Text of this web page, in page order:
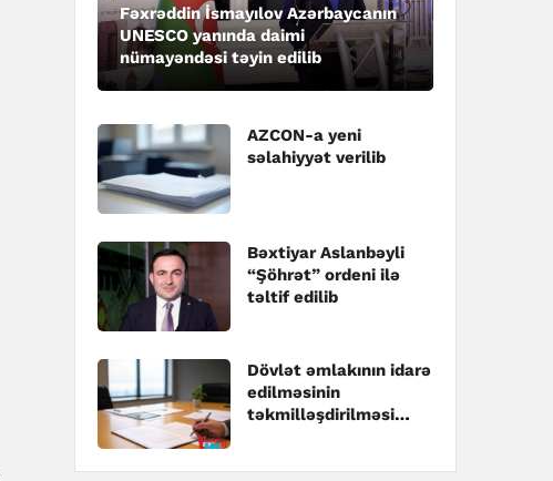
Fəxrəddin İsmayılov Azərbaycanın
UNESCO yanında daimi
nümayəndəsi təyin edilib
AZCON-a yeni
səlahiyyət verilib
Bəxtiyar Aslanbəyli
“Şöhrət” ordeni ilə
təltif edilib
Dövlət əmlakının idarə
edilməsinin
təkmilləşdirilməsi